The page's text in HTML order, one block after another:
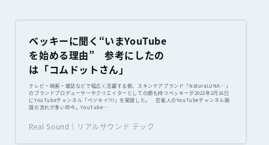
ベッキーに聞く“いまYouTube
を始める理由” 参考にしたの
は「コムドットさん」
テレビ・映画・雑誌などで幅広く活躍する側、スキンケアブランド「NaturaLUNA…」
のブランドプロデューサーやクリエイターとしての顔も持つベッキーが2022年2月16日
にYouTubeチャンネル「ベツキイ!!!!」を開設した。 芸能人のYouTubeチャンネル開
設の流れが多い昨今。YouTube…
Real Sound｜リアルサウンド テック